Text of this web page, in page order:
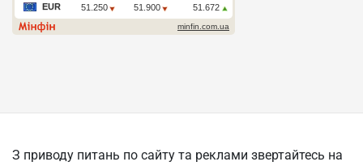
З приводу питань по сайту та реклами звертайтесь на